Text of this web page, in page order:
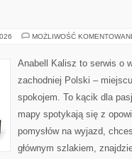
MOŻLIWOŚĆ
Anabell Kalisz to serwis o
zachodniej Polski –
spokojem. To kącik dla
mapy spotykają się z
pomysłów na wyjazd,
głównym szlakiem,